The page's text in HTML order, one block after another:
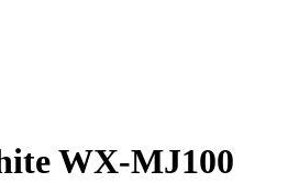
WX-MJ100